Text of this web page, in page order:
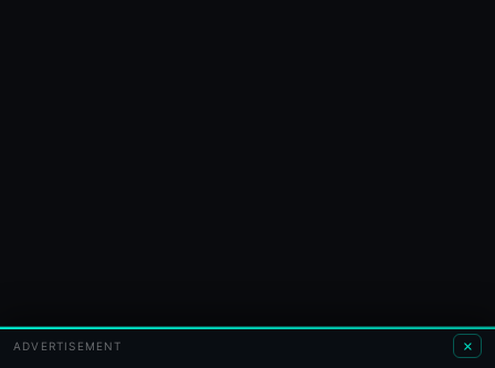
ADVERTISEMENT ×